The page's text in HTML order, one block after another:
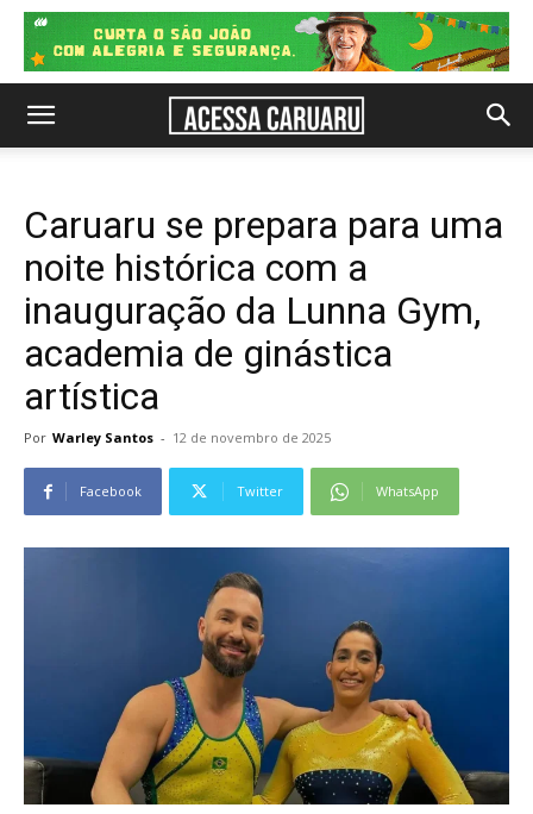
Caruaru se prepara para uma
noite histórica com a
inauguração da Lunna Gym,
academia de ginástica
artística
Por Warley Santos - 12 de novembro de 2025
Facebook Twitter WhatsApp